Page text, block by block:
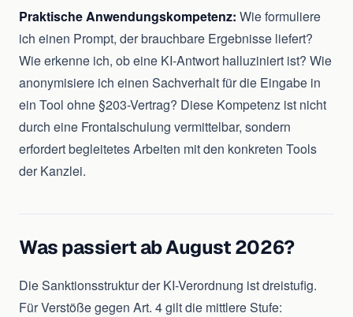
Praktische Anwendungskompetenz: Wie formuliere
ich einen Prompt, der brauchbare Ergebnisse liefert?
Wie erkenne ich, ob eine KI-Antwort halluziniert ist? Wie
anonymisiere ich einen Sachverhalt für die Eingabe in
ein Tool ohne §203-Vertrag? Diese Kompetenz ist nicht
durch eine Frontalschulung vermittelbar, sondern
erfordert begleitetes Arbeiten mit den konkreten Tools
der Kanzlei.
Was passiert ab August 2026?
Die Sanktionsstruktur der KI-Verordnung ist dreistufig.
Für Verstöße gegen Art. 4 gilt die mittlere Stufe: